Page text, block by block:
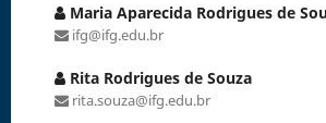
Maria Aparecida Rodrigues de
ifg@ifg.edu.br
Rita Rodrigues de Souza
rita.souza@ifg.edu.br